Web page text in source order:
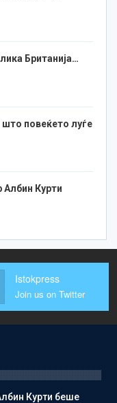
Британија…
повеќето луѓе
Албин Курти
Istokpress
Join us on Twitter
Курти беше